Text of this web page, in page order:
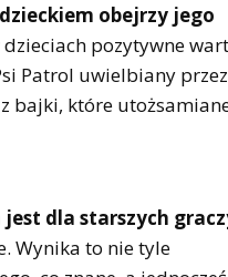
obejrzy jego
pozytywne
Patrol uwielbiany przez
bajki, które
dla starszych
Wynika to nie tyle